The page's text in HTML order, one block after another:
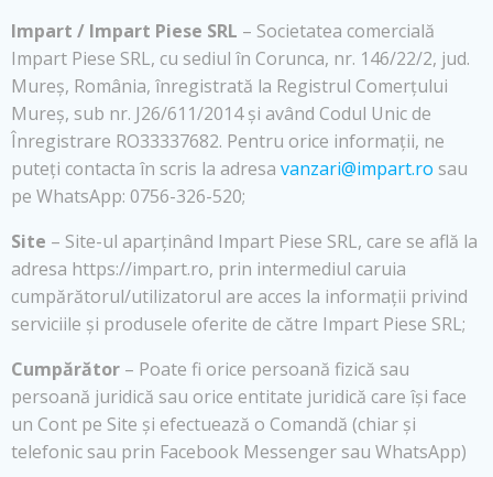
Impart / Impart Piese SRL – Societatea comercială
Impart Piese SRL, cu sediul în Corunca, nr. 146/22/2, jud.
Mureș, România, înregistrată la Registrul Comerțului
Mureș, sub nr. J26/611/2014 și având Codul Unic de
Înregistrare RO33337682. Pentru orice informații, ne
puteți contacta în scris la adresa vanzari@impart.ro sau
pe WhatsApp: 0756-326-520;
Site – Site-ul aparținând Impart Piese SRL, care se află la
adresa https://impart.ro, prin intermediul caruia
cumpărătorul/utilizatorul are acces la informații privind
serviciile și produsele oferite de către Impart Piese SRL;
Cumpărător – Poate fi orice persoană fizică sau
persoană juridică sau orice entitate juridică care își face
un Cont pe Site și efectuează o Comandă (chiar și
telefonic sau prin Facebook Messenger sau WhatsApp)